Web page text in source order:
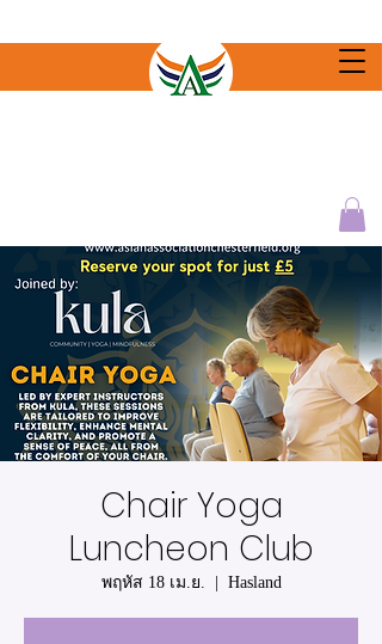
Chair Yoga
Luncheon Club
พฤหัส 18 เม.ย.
  |
Hasland